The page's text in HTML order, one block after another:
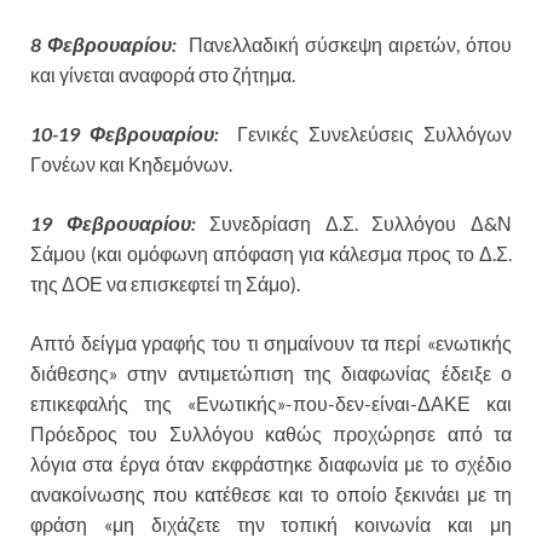
8 Φεβρουαρίου: Πανελλαδική σύσκεψη αιρετών, όπου
και γίνεται αναφορά στο ζήτημα.
10-19 Φεβρουαρίου:
Γενικές Συνελεύσεις Συλλόγων
Γονέων και Κηδεμόνων.
19 Φεβρουαρίου:
Συνεδρίαση Δ.Σ. Συλλόγου Δ&Ν
Σάμου (και ομόφωνη απόφαση για κάλεσμα προς το Δ.Σ.
της ΔΟΕ να επισκεφτεί τη Σάμο).
Απτό δείγμα γραφής του τι σημαίνουν τα περί «ενωτικής
διάθεσης» στην αντιμετώπιση της διαφωνίας έδειξε ο
επικεφαλής της «Ενωτικής»-που-δεν-είναι-ΔΑΚΕ και
Πρόεδρος του Συλλόγου καθώς προχώρησε από τα
λόγια στα έργα όταν εκφράστηκε διαφωνία με το σχέδιο
ανακοίνωσης που κατέθεσε και το οποίο ξεκινάει με τη
φράση «μη διχάζετε την τοπική κοινωνία και μη